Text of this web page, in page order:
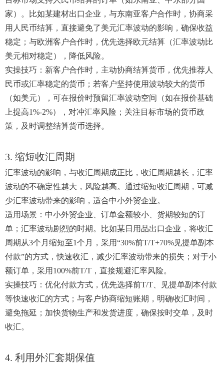
家）。比如某建材出口企业，与东南亚客户合作时，协商采
用人民币结算，直接避免了美元汇率波动的影响，确保收益
稳定；与欧洲客户合作时，优先选择欧元结算（汇率波动比
美元相对稳定），降低风险。
实操技巧：新客户合作时，主动协商结算货币，优先推荐人
民币或汇率稳定的货币；若客户坚持使用波动较大的货币
（如美元），可在报价时预留汇率波动空间（如在报价基础
上提高1%-2%），对冲汇率风险；关注目标市场的货币政
策，及时调整结算货币选择。
3. 缩短收汇周期
汇率波动的影响，与收汇周期成正比，收汇周期越长，汇率
波动的不确定性越大，风险越高。通过缩短收汇周期，可减
少汇率波动带来的影响，适合中小外贸企业。
适用场景：中小外贸企业、订单金额较小、货期较短的订
单；汇率波动剧烈的时期。比如某日用品出口企业，将收汇
周期从3个月缩短至1个月，采用“30%前T/T+70%见提单副本
付款”的方式，快速收汇，减少汇率波动带来的损失；对于小
额订单，采用100%前T/T，直接规避汇率风险。
实操技巧：优化付款方式，优先选择前T/T、见提单副本付款
等快速收汇的方式；与客户协商缩短账期，明确收汇时间，
避免拖延；加快货物生产和发货进度，确保按时交单，及时
收汇。
4. 利用外汇套期保值